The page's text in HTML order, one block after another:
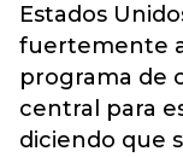
Estados
fuertemente
programa de
central para
diciendo que